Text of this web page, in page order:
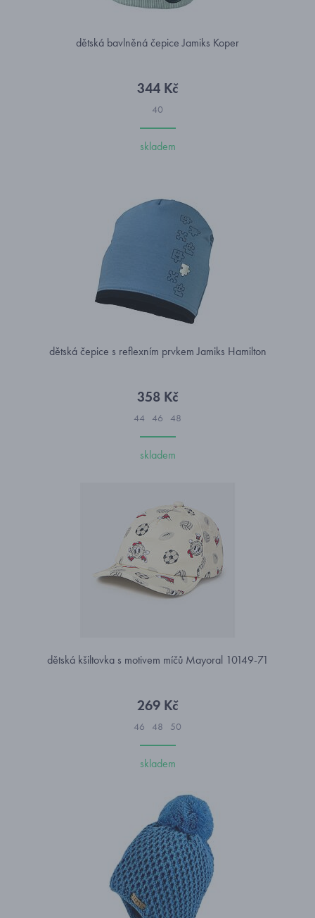
dětská bavlněná čepice Jamiks Koper
344 Kč
40
skladem
dětská čepice s reflexním prvkem Jamiks Hamilton
358 Kč
44 46 48
skladem
dětská kšiltovka s motivem míčů Mayoral 10149-71
269 Kč
46 48 50
skladem